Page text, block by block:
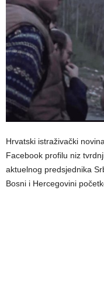
Hrvatski istraživački
Facebook profilu niz
aktuelnog predsjednika
Bosni i Hercegovini